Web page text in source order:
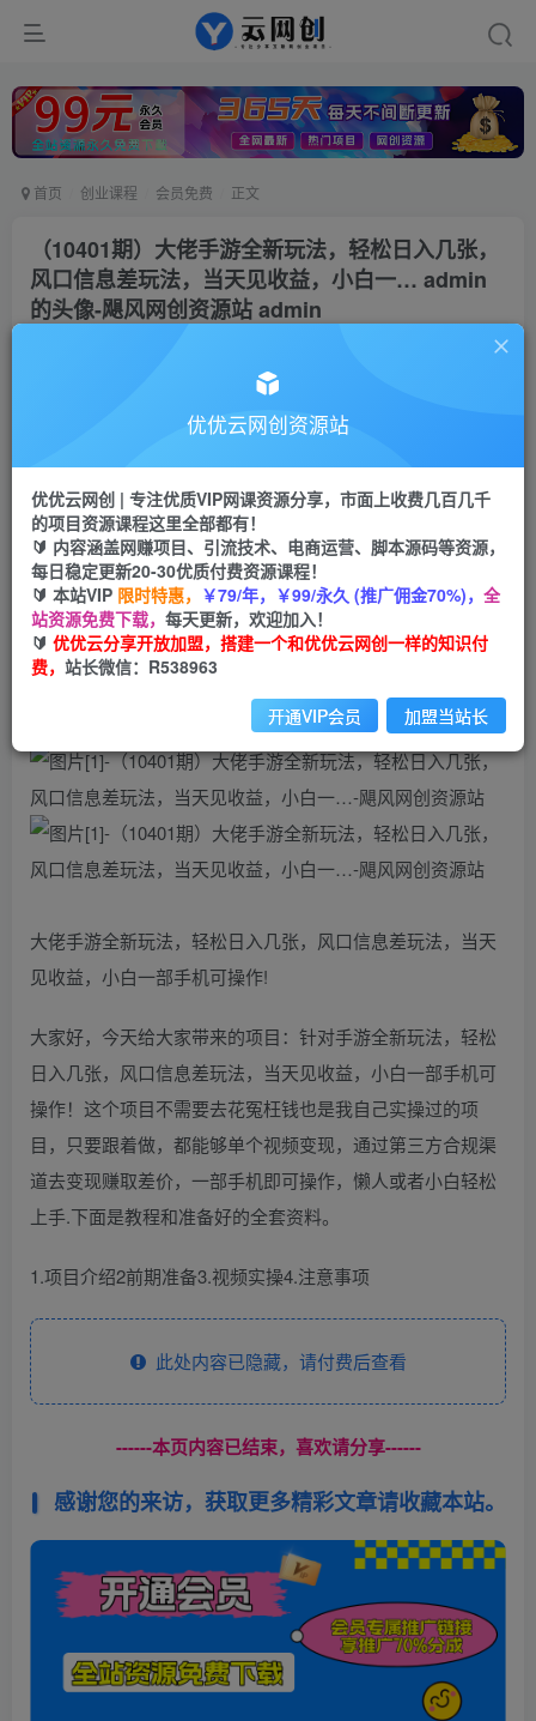
首页 创业课程 会员免费 正文
（10401期）大佬手游全新玩法，轻松日入几张，
风口信息差玩法，当天见收益，小白一… admin
的头像-飓风网创资源站 admin
此内容为付费资源，请付费后查看
会员专属资源
会员 免费
您暂无购买权限，请先开通会员
大佬手游全新玩法，轻松日入几张，风口信息差玩法，当天
见收益，小白一部手机可操作!
大家好，今天给大家带来的项目：针对手游全新玩法，轻松
日入几张，风口信息差玩法，当天见收益，小白一部手机可
操作！这个项目不需要去花冤枉钱也是我自己实操过的项
目，只要跟着做，都能够单个视频变现，通过第三方合规渠
道去变现赚取差价，一部手机即可操作，懒人或者小白轻松
上手.下面是教程和准备好的全套资料。
1.项目介绍2前期准备3.视频实操4.注意事项
此处内容已隐藏，请付费后查看
------本页内容已结束，喜欢请分享------
感谢您的来访，获取更多精彩文章请收藏本站。
优优云网创资源站
优优云网创 | 专注优质VIP网课资源分享，市面上收费几百几千
的项目资源课程这里全部都有！
🔰 内容涵盖网赚项目、引流技术、电商运营、脚本源码等资源，
每日稳定更新20-30优质付费资源课程！
🔰 本站VIP 限时特惠， ￥79/年，￥99/永久 (推广佣金70%)， 全
站资源免费下载， 每天更新，欢迎加入！
🔰 优优云分享开放加盟，搭建一个和优优云网创一样的知识付
费， 站长微信：R538963
开通VIP会员 加盟当站长